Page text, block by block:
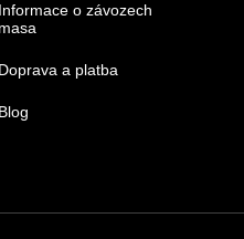
Informace o závozech
masa
Doprava a platba
Blog